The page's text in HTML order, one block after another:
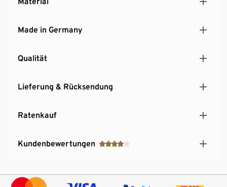
MADE IN GERMANY
Made in Germany
Qualität
Lieferung & Rücksendung
Ratenkauf
Kundenbewertungen